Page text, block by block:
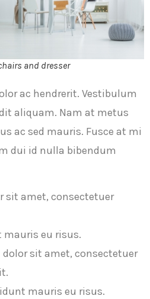
and dresser
ac hendrerit. Vestibulum
aliquam. Nam at metus
ac sed mauris. Fusce at mi
dui id nulla bibendum
sit amet, consectetuer
eu risus.
dolor sit amet, consectetuer
mauris eu risus.